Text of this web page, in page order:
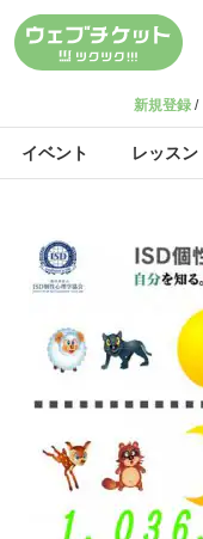
新規登録 /
イベント レッスン